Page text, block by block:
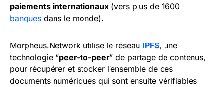
paiements internationaux (vers plus de 1600
banques dans le monde).
Morpheus.Network utilise le réseau IPFS, une
technologie “peer-to-peer” de partage de contenus,
pour récupérer et stocker l’ensemble de ces
documents numériques qui sont ensuite vérifiables